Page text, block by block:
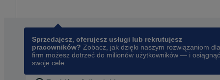
Sprzedajesz, oferujesz usługi lub rekrutujesz
pracowników? Zobacz, jak dzięki naszym rozwiązaniom dla
firm możesz dotrzeć do milionów użytkowników — i osiągnąć
swoje cele.